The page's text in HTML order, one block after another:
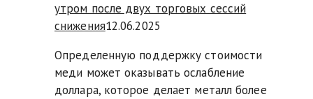
утром после двух торговых сессий
снижения12.06.2025
Определенную поддержку стоимости
меди может оказывать ослабление
доллара, которое делает металл более